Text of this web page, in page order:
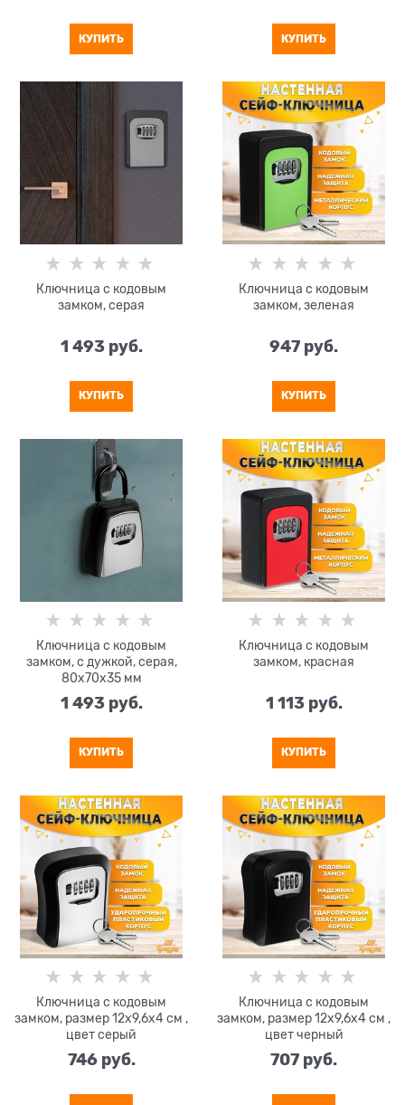
КУПИТЬ КУПИТЬ
Ключница с кодовым
замком, серая
1 493 руб.
КУПИТЬ
Ключница с кодовым
замком, зеленая
947 руб.
КУПИТЬ
Ключница с кодовым
замком, с дужкой, серая,
80х70х35 мм
1 493 руб.
КУПИТЬ
Ключница с кодовым
замком, красная
1 113 руб.
КУПИТЬ
Ключница с кодовым
замком, размер 12х9,6х4 см ,
цвет серый
746 руб.
Ключница с кодовым
замком, размер 12х9,6х4 см ,
цвет черный
707 руб.